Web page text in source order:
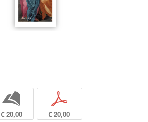
b
€ 20,00
p
€ 20,00